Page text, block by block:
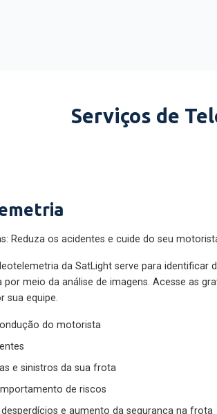
Serviços de
Reduza os acidentes e cuide do seu
da SatLight serve para identificar
por meio da análise de imagens. Acesse as
sua equipe.
do motorista
e sinistros da sua frota
de riscos
e aumento da segurança na frota